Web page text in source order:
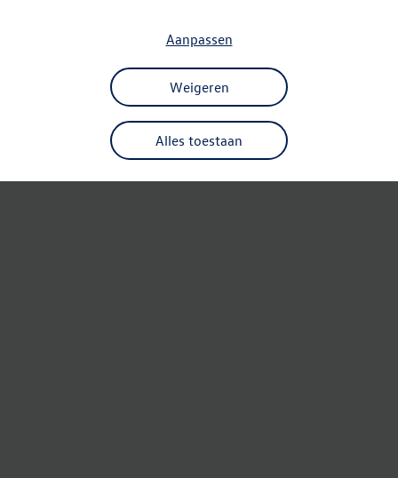
Alles toestaan
Weigeren
Aanpassen
Something went wrong. Please try
refreshing the app
Refresh